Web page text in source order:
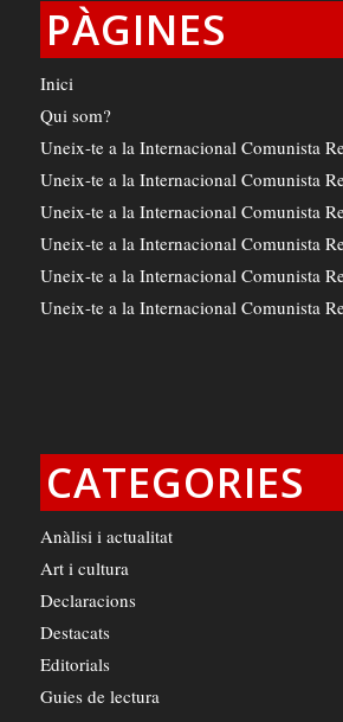
PÀGINES
Inici
Qui som?
Uneix-te a la Internacional Comunista
Uneix-te a la Internacional Comunista
Uneix-te a la Internacional Comunista
Uneix-te a la Internacional Comunista
Uneix-te a la Internacional Comunista
Uneix-te a la Internacional Comunista
CATEGORIES
Anàlisi i actualitat
Art i cultura
Declaracions
Destacats
Editorials
Guies de lectura